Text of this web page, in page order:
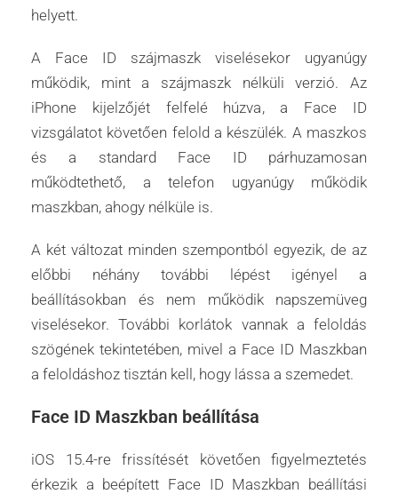
helyett.
A Face ID szájmaszk viselésekor ugyanúgy
működik, mint a szájmaszk nélküli verzió. Az
iPhone kijelzőjét felfelé húzva, a Face ID
vizsgálatot követően felold a készülék. A maszkos
és a standard Face ID párhuzamosan
működtethető, a telefon ugyanúgy működik
maszkban, ahogy nélküle is.
A két változat minden szempontból egyezik, de az
előbbi néhány további lépést igényel a
beállításokban és nem működik napszemüveg
viselésekor. További korlátok vannak a feloldás
szögének tekintetében, mivel a Face ID Maszkban
a feloldáshoz tisztán kell, hogy lássa a szemedet.
Face ID Maszkban beállítása
iOS 15.4-re frissítését követően figyelmeztetés
érkezik a beépített Face ID Maszkban beállítási